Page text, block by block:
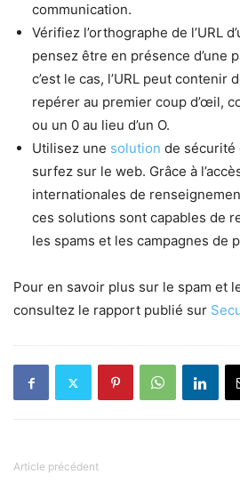
communication.
Vérifiez l’orthographe de l’URL
pensez être en présence d’une
c’est le cas, l’URL peut contenir
repérer au premier coup d’œil,
ou un 0 au lieu d’un O.
Utilisez une solution de sécurité
surfez sur le web. Grâce à
internationales de
ces solutions sont capables de
les spams et les campagnes de
Pour en savoir plus sur le spam et
consultez le rapport publié sur
Article précédent